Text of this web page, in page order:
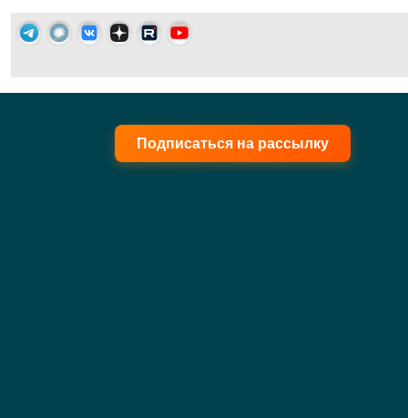
Подписаться на рассылку